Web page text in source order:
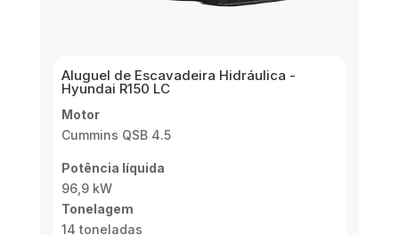
Aluguel de Escavadeira Hidráulica -
Hyundai R150 LC
Motor
Cummins QSB 4.5
Potência líquida
96,9 kW
Tonelagem
14 toneladas